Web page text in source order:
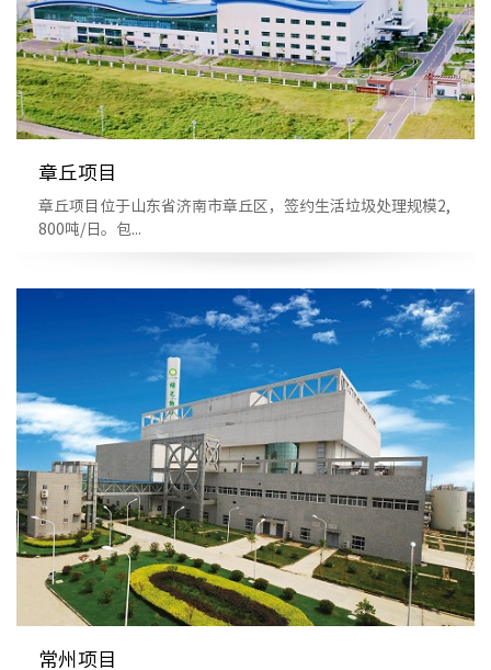
章丘项目
章丘项目位于山东省济南市章丘区，签约生活垃圾处理规模2,
800吨/日。包...
常州项目